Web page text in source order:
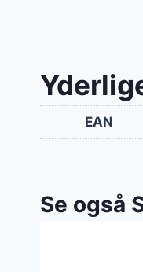
EAN
Se også